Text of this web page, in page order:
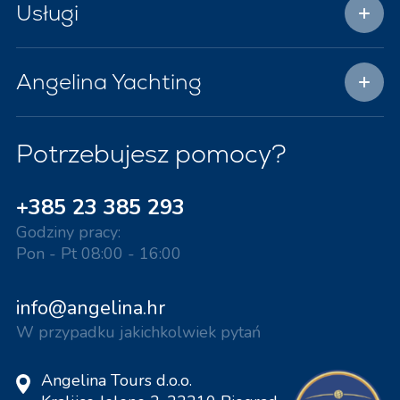
Usługi
Angelina Yachting
Potrzebujesz pomocy?
+385 23 385 293
Godziny pracy:
Pon - Pt 08:00 - 16:00
info@angelina.hr
W przypadku jakichkolwiek pytań
Angelina Tours d.o.o.